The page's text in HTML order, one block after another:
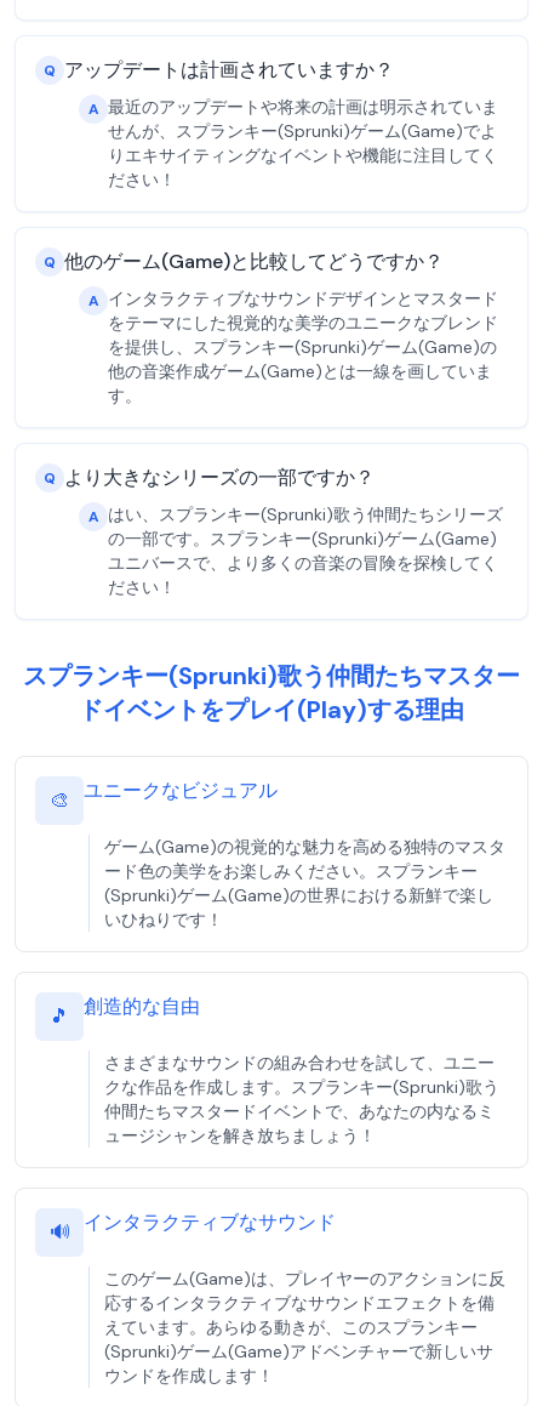
Q アップデートは計画されていますか？
A 最近のアップデートや将来の計画は明示されていま
せんが、スプランキー(Sprunki)ゲーム(Game)でよ
りエキサイティングなイベントや機能に注目してく
ださい！
Q 他のゲーム(Game)と比較してどうですか？
A インタラクティブなサウンドデザインとマスタード
をテーマにした視覚的な美学のユニークなブレンド
を提供し、スプランキー(Sprunki)ゲーム(Game)の
他の音楽作成ゲーム(Game)とは一線を画していま
す。
Q より大きなシリーズの一部ですか？
A はい、スプランキー(Sprunki)歌う仲間たちシリーズ
の一部です。スプランキー(Sprunki)ゲーム(Game)
ユニバースで、より多くの音楽の冒険を探検してく
ださい！
スプランキー(Sprunki)歌う仲間たちマスター
ドイベントをプレイ(Play)する理由
🎨 ユニークなビジュアル
ゲーム(Game)の視覚的な魅力を高める独特のマスタ
ード色の美学をお楽しみください。スプランキー
(Sprunki)ゲーム(Game)の世界における新鮮で楽し
いひねりです！
🎵 創造的な自由
さまざまなサウンドの組み合わせを試して、ユニー
クな作品を作成します。スプランキー(Sprunki)歌う
仲間たちマスタードイベントで、あなたの内なるミ
ュージシャンを解き放ちましょう！
🔊 インタラクティブなサウンド
このゲーム(Game)は、プレイヤーのアクションに反
応するインタラクティブなサウンドエフェクトを備
えています。あらゆる動きが、このスプランキー
(Sprunki)ゲーム(Game)アドベンチャーで新しいサ
ウンドを作成します！